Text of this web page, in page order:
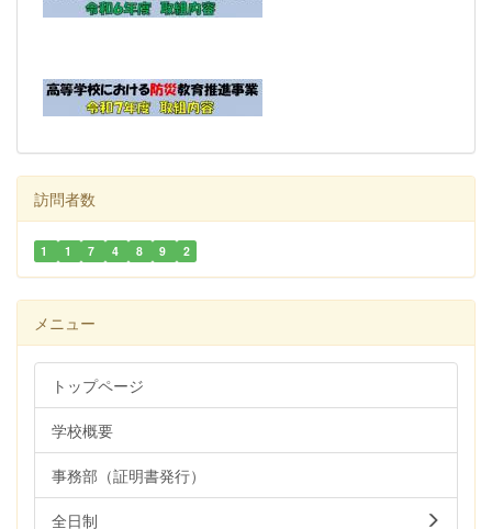
訪問者数
1 1 7 4 8 9 2
メニュー
トップページ
学校概要
事務部（証明書発行）
全日制